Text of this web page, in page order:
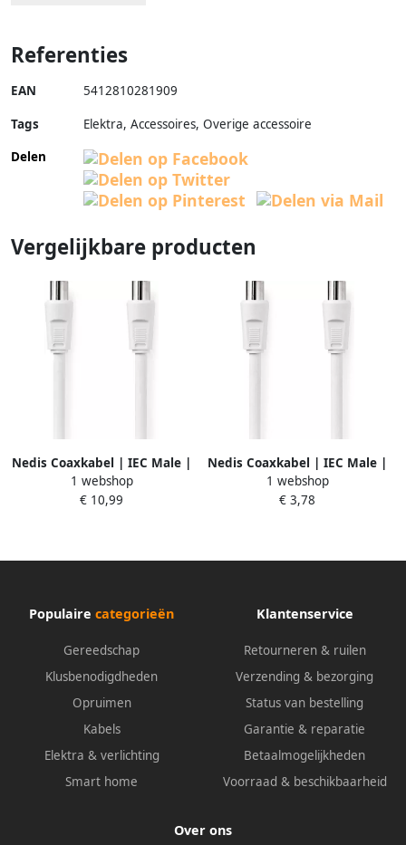
Referenties
EAN 5412810281909
Tags
Elektra, Accessoires, Overige accessoire
Delen
Vergelijkbare producten
Nedis Coaxkabel | IEC Male |
IEC Female | 90 dB | 25 m |
Wit | 1 stuks
1 webshop
€ 10,99
Nedis Coaxkabel | IEC Male |
IEC Female | 90 dB | 2 m |
Wit | 1 stuks
1 webshop
€ 3,78
Populaire categorieën
Gereedschap
Klusbenodigdheden
Opruimen
Kabels
Elektra & verlichting
Smart home
Klantenservice
Retourneren & ruilen
Verzending & bezorging
Status van bestelling
Garantie & reparatie
Betaalmogelijkheden
Voorraad & beschikbaarheid
Over ons